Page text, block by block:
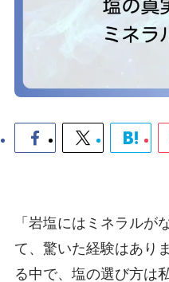
「岩塩にはミネラルが
て、驚いた経験はあり
る中で、塩の選び方は